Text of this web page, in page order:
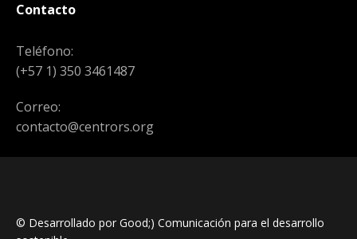
Contacto
Teléfono:
(+57 1) 350 3461487
Correo:
contacto@centrors.org
© Desarrollado por Good;) Comunicación para el desarrollo